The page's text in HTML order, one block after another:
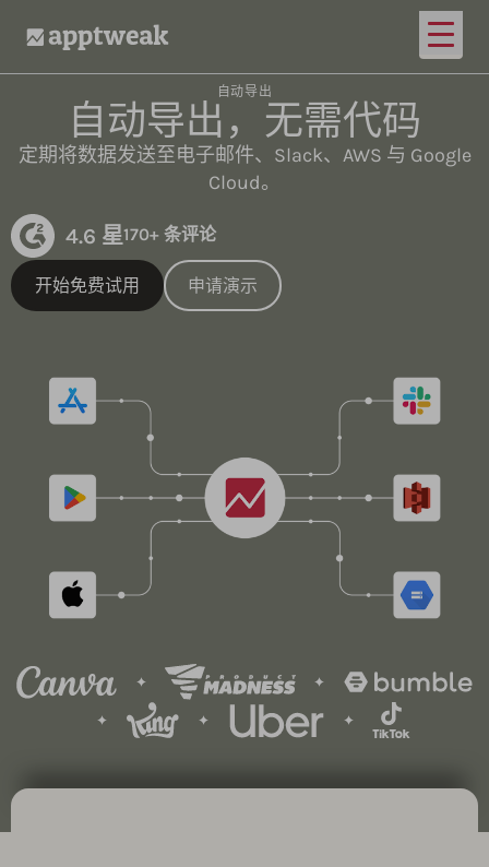
打开
自动导出
自动导出，无需代码
定期将数据发送至电子邮件、Slack、AWS 与 Google
Cloud。
4.6 星170+ 条评论
开始免费试用 申请演示